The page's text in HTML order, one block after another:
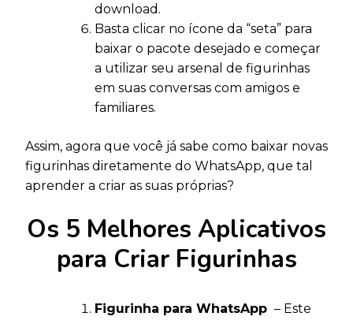
download.
Basta clicar no ícone da “seta” para
baixar o pacote desejado e começar
a utilizar seu arsenal de figurinhas
em suas conversas com amigos e
familiares.
Assim, agora que você já sabe como baixar novas
figurinhas diretamente do WhatsApp, que tal
aprender a criar as suas próprias?
Os 5 Melhores Aplicativos
para Criar Figurinhas
Figurinha para WhatsApp – Este